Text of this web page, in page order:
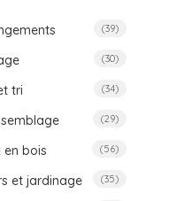
(39)
(30)
tri (34)
(29)
en bois (56)
et jardinage (35)